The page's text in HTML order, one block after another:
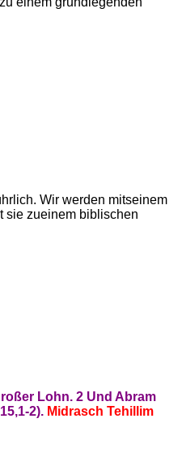
Wir werden mitseinem
sie zueinem biblischen
Lohn. 2 Und Abram
2). Midrasch Tehillim